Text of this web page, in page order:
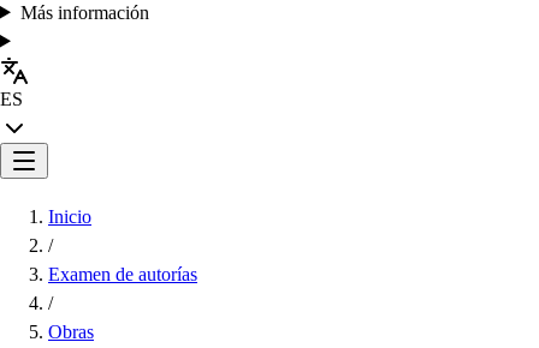
Más información
ES
Inicio
/
Examen de autorías
/
Obras